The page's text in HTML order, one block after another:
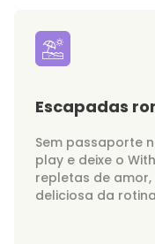
Escapadas
Sem passaporte
play e deixe o
repletas de
deliciosa da